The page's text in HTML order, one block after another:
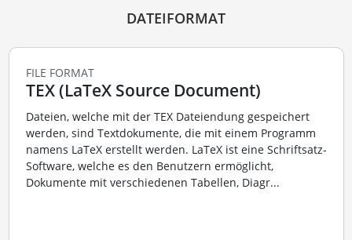
DATEIFORMAT
FILE FORMAT
TEX (LaTeX Source Document)
Dateien, welche mit der TEX Dateiendung gespeichert
werden, sind Textdokumente, die mit einem Programm
namens LaTeX erstellt werden. LaTeX ist eine Schriftsatz-
Software, welche es den Benutzern ermöglicht,
Dokumente mit verschiedenen Tabellen, Diagr...